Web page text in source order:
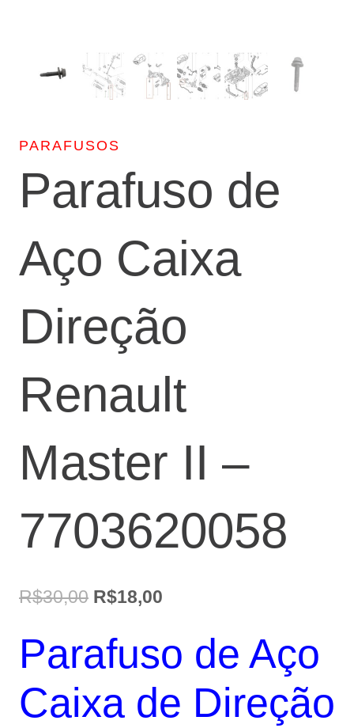
PARAFUSOS
Parafuso de
Aço Caixa
Direção
Renault
Master II –
7703620058
R$30,00 O
original
R$30,00.
R$18,00
atual
R$18,00.
Parafuso de Aço
Caixa de Direção